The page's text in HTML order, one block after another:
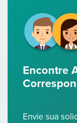
Encontre
Envie sua